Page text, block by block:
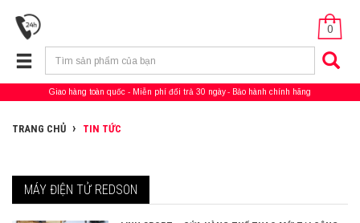
0
Giao hàng toàn quốc Miễn phí đổi trả 30 ngày Bảo hành chính hãng
TRANG CHỦ TIN TỨC
MÁY ĐIỆN TỬ REDSON